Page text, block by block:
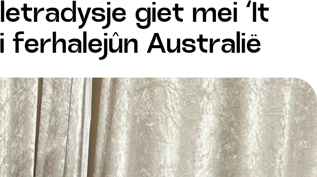
giet mei ‘It
ferhalejûn Australië